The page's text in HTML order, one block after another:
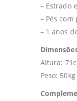
– Estrado
– Pés
– 1 anos
Altura:
Peso: 50kg